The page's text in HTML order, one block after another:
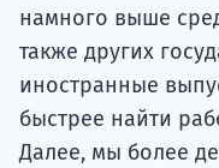
намного выше
также других
иностранные
быстрее найти
Далее, мы более